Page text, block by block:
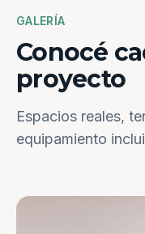
GALERÍA
Conocé
proyecto
Espacios reales,
equipamiento